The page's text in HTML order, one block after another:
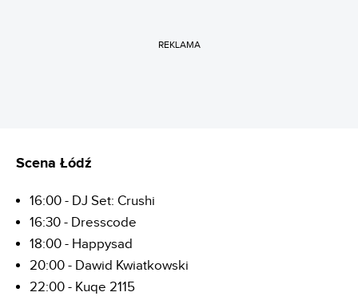
REKLAMA
Scena Łódź
16:00 - DJ Set: Crushi
16:30 - Dresscode
18:00 - Happysad
20:00 - Dawid Kwiatkowski
22:00 - Kuqe 2115